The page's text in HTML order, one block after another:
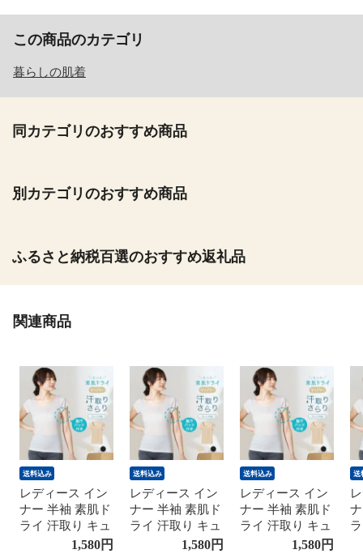
この商品のカテゴリ
暮らしの肌着
同カテゴリのおすすめ商品
別カテゴリのおすすめ商品
ふるさと納税百選のおすすめ返礼品
関連商品
送料込み
レディース イン
ナー 半袖 素肌ド
ライ 汗取り キュ
プラ入り フレン
1,580円
送料込み
レディース イン
ナー 半袖 素肌ド
ライ 汗取り キュ
プラ入り フレン
1,580円
送料込み
レディース イン
ナー 半袖 素肌ド
ライ 汗取り キュ
プラ入り フレン
1,580円
送